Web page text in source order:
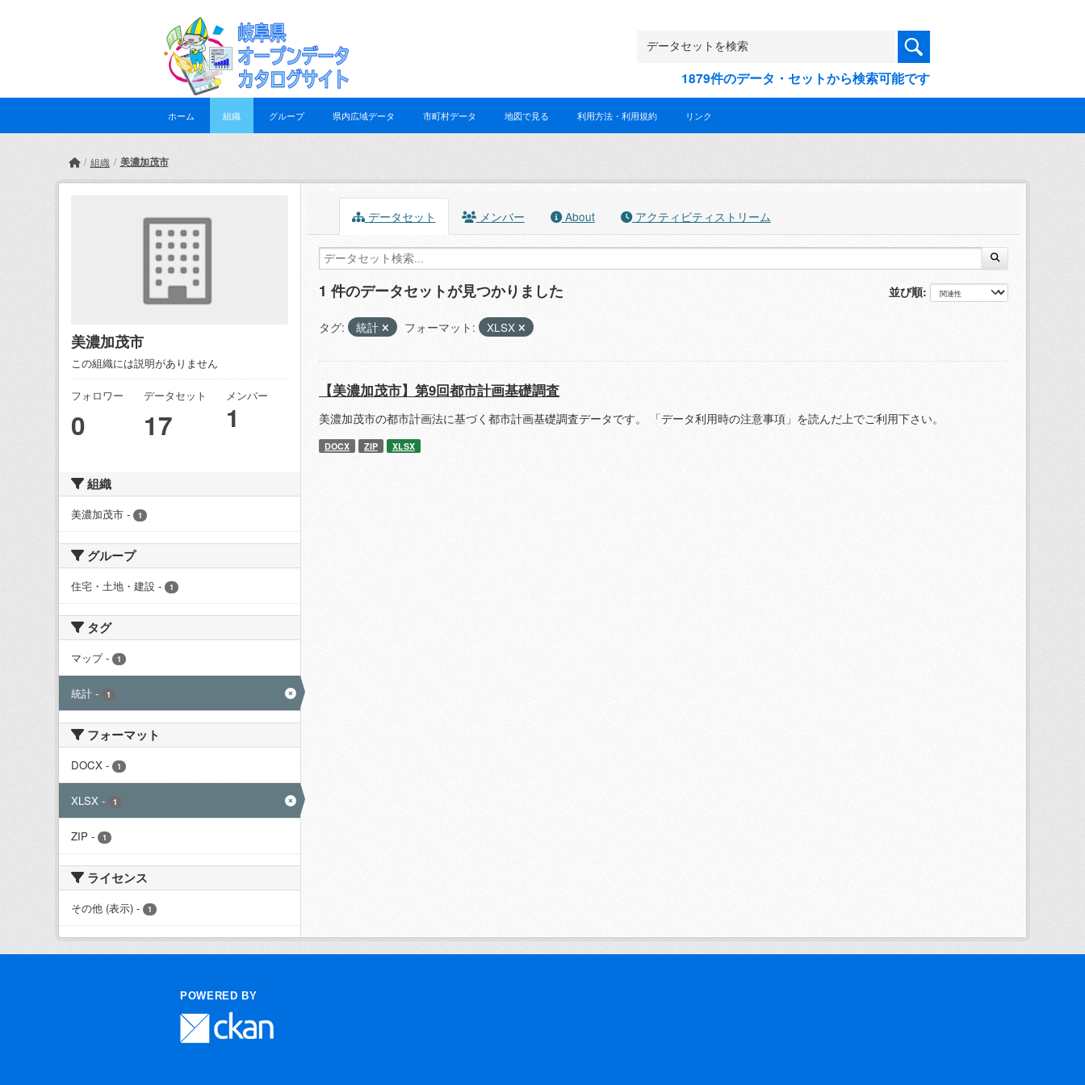
1879件のデータ・セットから検索可能です
ホーム 組織 グループ 県内広域データ 市町村データ 地図で見る 利用方法・利用規約 リンク
組織 美濃加茂市
美濃加茂市
この組織には説明がありません
フォロワー
0
データセット
17
メンバー
1
組織
美濃加茂市 - 1
グループ
住宅・土地・建設 - 1
タグ
マップ - 1
統計 - 1
フォーマット
DOCX - 1
XLSX - 1
ZIP - 1
ライセンス
その他 (表示) - 1
データセット メンバー About アクティビティストリーム
並び順
1 件のデータセットが見つかりました
タグ: 統計 フォーマット: XLSX
【美濃加茂市】第9回都市計画基礎調査
美濃加茂市の都市計画法に基づく都市計画基礎調査データです。 「データ利用時の注意事項」を読んだ上でご利用下さい。
DOCX ZIP XLSX
POWERED BY